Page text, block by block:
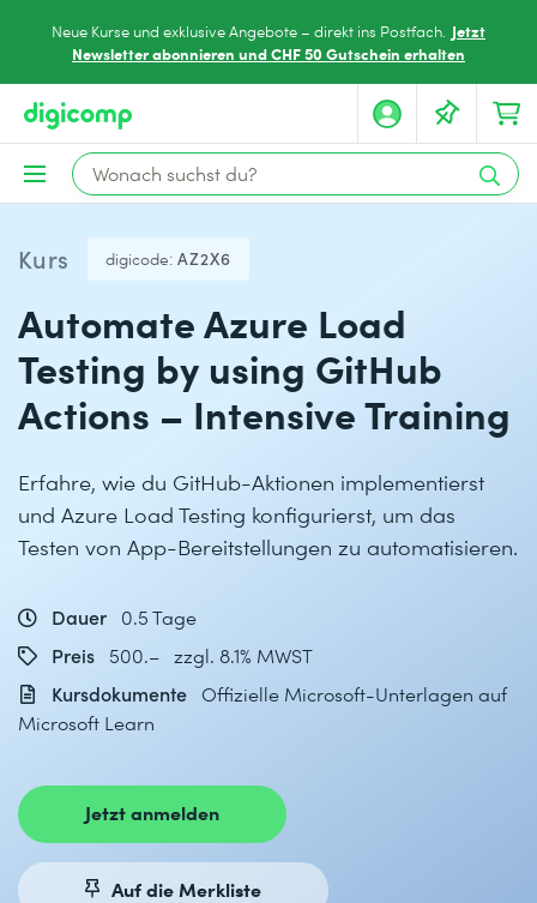
Neue Kurse und exklusive Angebote – direkt ins Postfach. Jetzt
Newsletter abonnieren und CHF 50 Gutschein erhalten
Kurs digicode: AZ2X6
Automate Azure Load
Testing by using GitHub
Actions – Intensive Training
Erfahre, wie du GitHub-Aktionen implementierst
und Azure Load Testing konfigurierst, um das
Testen von App-Bereitstellungen zu automatisieren.
Dauer
0.5 Tage
Preis
500.– zzgl. 8.1% MWST
Kursdokumente Offizielle Microsoft-Unterlagen auf
Microsoft Learn
Jetzt anmelden
Auf die Merkliste